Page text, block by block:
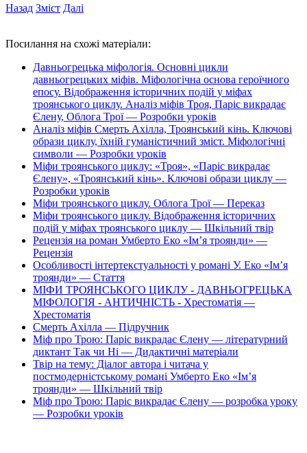
Назад Зміст Далі
Посилання на схожі матеріали:
Давньогрецька міфологія. Основні цикли
давньогрецьких міфів. Міфологічна основа героїчного
епосу. Відображення історичних подій у міфах
троянського циклу. Аналіз міфів Троя, Паріс викрадає
Єлену, Облога Трої — Розробки уроків
Аналіз міфів Смерть Ахілла, Троянський кінь. Ключові
образи циклу, їхній гуманістичний зміст. Міфологічні
символи — Розробки уроків
Міфи троянського циклу: «Троя», «Паріс викрадає
Єлену», «Троянський кінь». Ключові образи циклу —
Розробки уроків
Міфи троянського циклу. Облога Трої — Переказ
Міфи троянського циклу. Відображення історичних
подій у міфах троянського циклу — Шкільний твір
Рецензія на роман Умберто Еко «Ім’я троянди» —
Рецензія
Особливості інтертекстуальності у романі У. Еко «Ім’я
троянди» — Стаття
МІФИ ТРОЯНСЬКОГО ЦИКЛУ - ДАВНЬОГРЕЦЬКА
МІФОЛОГІЯ - АНТИЧНІСТЬ - Хрестоматія —
Хрестоматія
Смерть Ахілла — Підручник
Міф про Трою: Паріс викрадає Єлену — літературний
диктант Так чи Ні — Дидактичні матеріали
Твір на тему: Діалог автора і читача у
постмодерністському романі Умберто Еко «Ім’я
троянди» — Шкільний твір
Міф про Трою: Паріс викрадає Єлену — розробка уроку
— Розробки уроків